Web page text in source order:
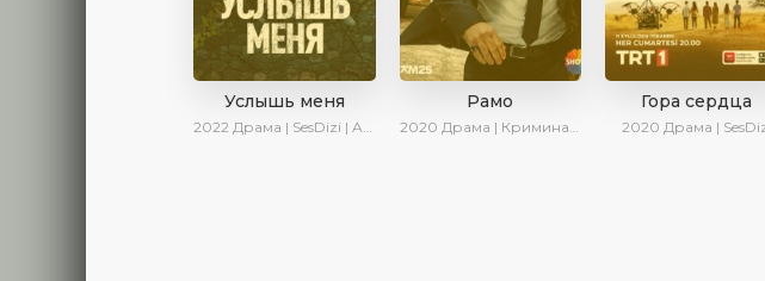
Услышь меня
2022 Драма | SesDizi | AveTurk | Turok1990
Рамо
2020 Драма | Криминал | SesDizi | Ирина Котова
Гора сердца
2020 Драма |